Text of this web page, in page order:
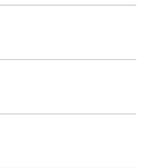
pasaulį visiškai
ryškinimu.